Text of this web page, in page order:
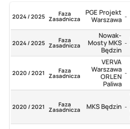
2024 / 2025 Faza
Zasadnicza
PGE Projekt
Warszawa -
2024 / 2025 Faza
Zasadnicza
Nowak-
Mosty MKS
Będzin
-
2020 / 2021 Faza
Zasadnicza
VERVA
Warszawa
ORLEN
Paliwa
-
2020 / 2021 Faza
Zasadnicza MKS Będzin -